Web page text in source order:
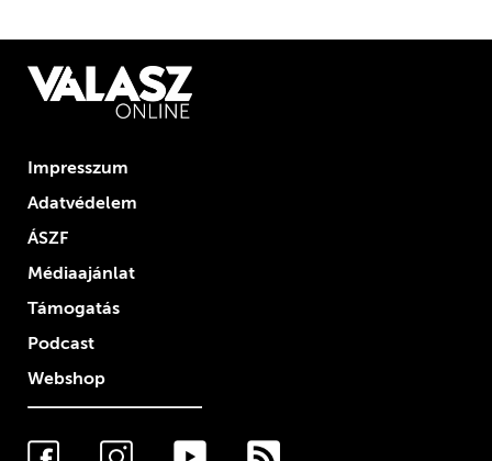
Impresszum
Adatvédelem
ÁSZF
Médiaajánlat
Támogatás
Podcast
Webshop